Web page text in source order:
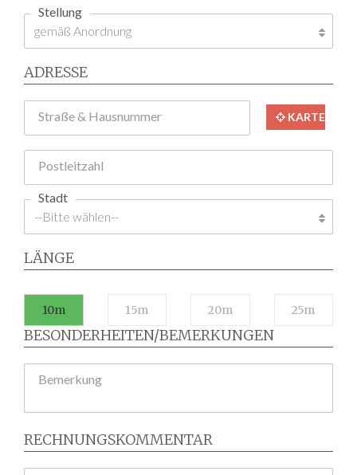
Stellung
ADRESSE
Straße & Hausnummer KARTE
Postleitzahl
Stadt
LÄNGE
10m 15m 20m 25m
BESONDERHEITEN/BEMERKUNGEN
Bemerkung
RECHNUNGSKOMMENTAR